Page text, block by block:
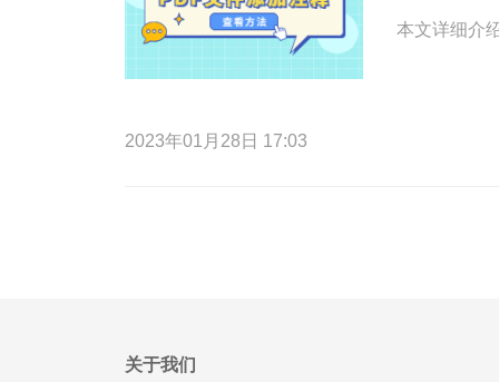
本文详细介
2023年01月28日 17:03
关于我们